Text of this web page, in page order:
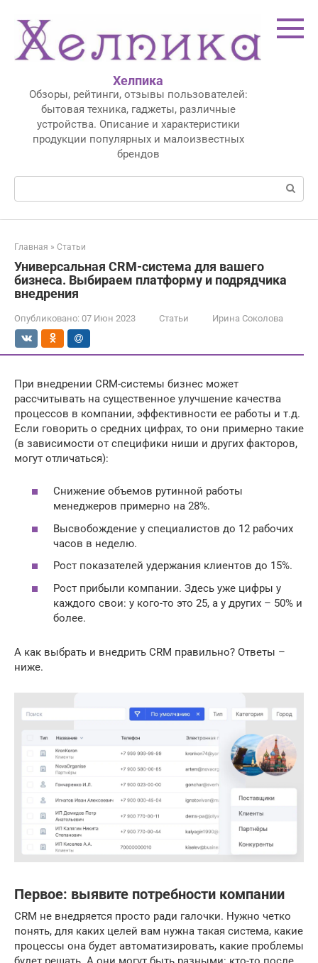
контенту
Хелпика
Обзоры, рейтинги, отзывы пользователей:
бытовая техника, гаджеты, различные
устройства. Описание и характеристики
продукции популярных и малоизвестных
брендов
Поиск:
Главная » Статьи
Универсальная CRM-система для вашего
бизнеса. Выбираем платформу и подрядчика
внедрения
Опубликовано: 07 Июн 2023 Статьи Ирина Соколова
При внедрении CRM-системы бизнес может
рассчитывать на существенное улучшение качества
процессов в компании, эффективности ее работы и т.д.
Если говорить о средних цифрах, то они примерно такие
(в зависимости от специфики ниши и других факторов,
могут отличаться):
Снижение объемов рутинной работы
менеджеров примерно на 28%.
Высвобождение у специалистов до 12 рабочих
часов в неделю.
Рост показателей удержания клиентов до 15%.
Рост прибыли компании. Здесь уже цифры у
каждого свои: у кого-то это 25, а у других – 50% и
более.
А как выбрать и внедрить CRM правильно? Ответы –
ниже.
Первое: выявите потребности компании
CRM не внедряется просто ради галочки. Нужно четко
понять, для каких целей вам нужна такая система, какие
процессы она будет автоматизировать, какие проблемы